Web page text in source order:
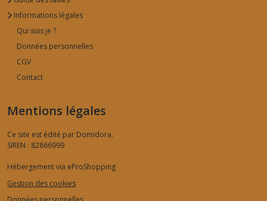
Informations légales
Qui suis je ?
Données personnelles
CGV
Contact
Mentions légales
Ce site est édité par Domidora.
SIREN : 82866999
Hébergement via eProShopping
Gestion des cookies